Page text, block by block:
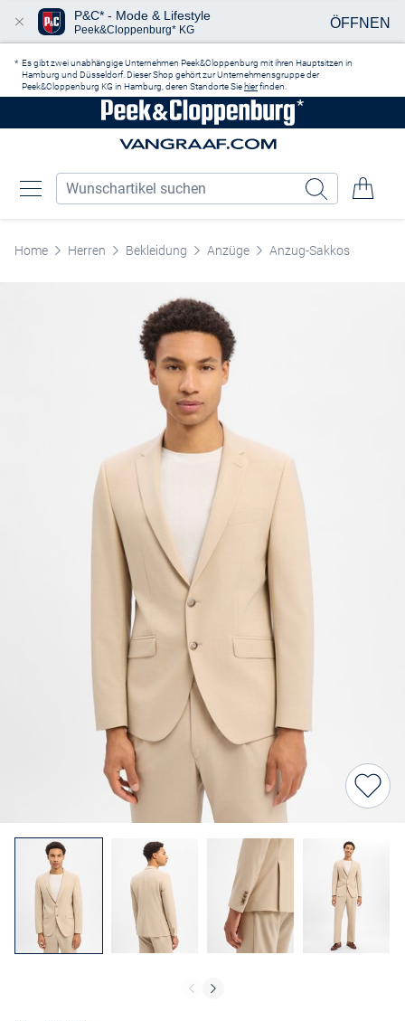
Es gibt zwei unabhängige Unternehmen Peek&Cloppenburg mit ihren Hauptsitzen in
Hamburg und Düsseldorf. Dieser Shop gehört zur Unternehmensgruppe der
Peek&Cloppenburg KG in Hamburg, deren Standorte Sie hierfinden.
Home Herren Bekleidung Anzüge Anzug-Sakkos
P&C* - Mode & Lifestyle
Peek&Cloppenburg* KG ÖFFNEN